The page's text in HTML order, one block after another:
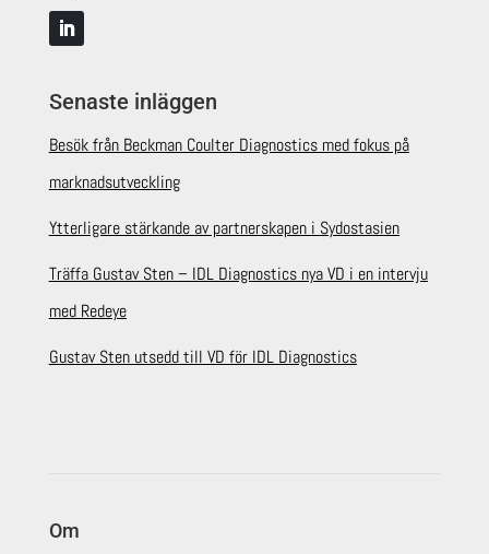
Senaste inläggen
Besök från Beckman Coulter Diagnostics med fokus på
marknadsutveckling
Ytterligare stärkande av partnerskapen i Sydostasien
Träffa Gustav Sten – IDL Diagnostics nya VD i en intervju
med Redeye
Gustav Sten utsedd till VD för IDL Diagnostics
Om